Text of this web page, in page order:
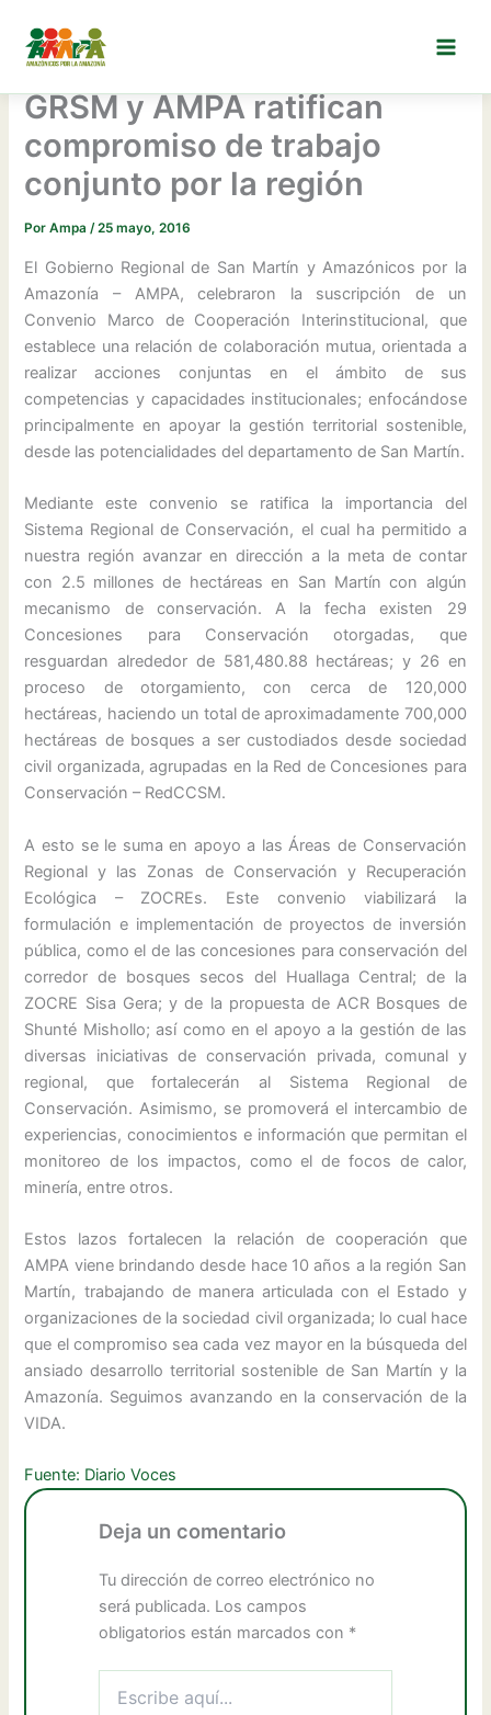
contenido
GRSM y AMPA ratifican
compromiso de trabajo
conjunto por la región
PorAmpa/25 mayo, 2016
El Gobierno Regional de San Martín y Amazónicos por la
Amazonía – AMPA, celebraron la suscripción de un
Convenio Marco de Cooperación Interinstitucional, que
establece una relación de colaboración mutua, orientada a
realizar acciones conjuntas en el ámbito de sus
competencias y capacidades institucionales; enfocándose
principalmente en apoyar la gestión territorial sostenible,
desde las potencialidades del departamento de San Martín.
Mediante este convenio se ratifica la importancia del
Sistema Regional de Conservación, el cual ha permitido a
nuestra región avanzar en dirección a la meta de contar
con 2.5 millones de hectáreas en San Martín con algún
mecanismo de conservación. A la fecha existen 29
Concesiones para Conservación otorgadas, que
resguardan alrededor de 581,480.88 hectáreas; y 26 en
proceso de otorgamiento, con cerca de 120,000
hectáreas, haciendo un total de aproximadamente 700,000
hectáreas de bosques a ser custodiados desde sociedad
civil organizada, agrupadas en la Red de Concesiones para
Conservación – RedCCSM.
A esto se le suma en apoyo a las Áreas de Conservación
Regional y las Zonas de Conservación y Recuperación
Ecológica – ZOCREs. Este convenio viabilizará la
formulación e implementación de proyectos de inversión
pública, como el de las concesiones para conservación del
corredor de bosques secos del Huallaga Central; de la
ZOCRE Sisa Gera; y de la propuesta de ACR Bosques de
Shunté Mishollo; así como en el apoyo a la gestión de las
diversas iniciativas de conservación privada, comunal y
regional, que fortalecerán al Sistema Regional de
Conservación. Asimismo, se promoverá el intercambio de
experiencias, conocimientos e información que permitan el
monitoreo de los impactos, como el de focos de calor,
minería, entre otros.
Estos lazos fortalecen la relación de cooperación que
AMPA viene brindando desde hace 10 años a la región San
Martín, trabajando de manera articulada con el Estado y
organizaciones de la sociedad civil organizada; lo cual hace
que el compromiso sea cada vez mayor en la búsqueda del
ansiado desarrollo territorial sostenible de San Martín y la
Amazonía. Seguimos avanzando en la conservación de la
VIDA.
Fuente: Diario Voces
Deja un comentario
Tu dirección de correo electrónico no
será publicada. Los campos
obligatorios están marcados con *
aquí...